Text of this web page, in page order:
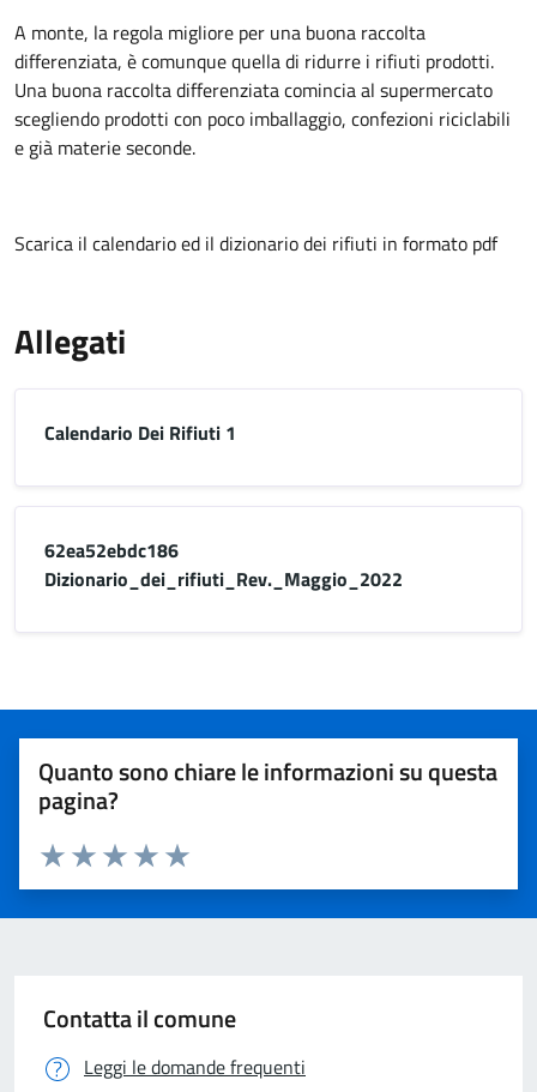
A monte, la regola migliore per una buona raccolta
differenziata, è comunque quella di ridurre i rifiuti prodotti.
Una buona raccolta differenziata comincia al supermercato
scegliendo prodotti con poco imballaggio, confezioni riciclabili
e già materie seconde.
Scarica il calendario ed il dizionario dei rifiuti in formato pdf
Allegati
Calendario Dei Rifiuti 1
62ea52ebdc186
Dizionario_dei_rifiuti_Rev._Maggio_2022
Quanto sono chiare le informazioni su questa
pagina?
Valuta 5 stelle su 5
Valuta 4 stelle su 5
Valuta 3 stelle su 5
Valuta 2 stelle su 5
Valuta 1 stelle su 5
Contatta il comune
Leggi le domande frequenti